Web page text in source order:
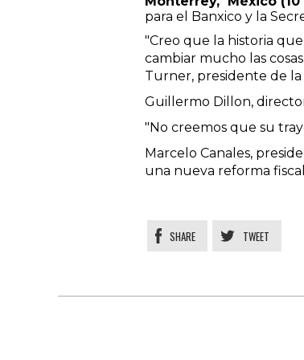
para el Banxico y la
"Creo que la historia
cambiar mucho las
Turner, presidente de la
Guillermo Dillon,
"No creemos que su
Marcelo Canales,
una nueva reforma
SHARE TWEET